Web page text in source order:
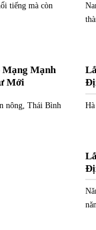
tiếng mà còn
Mạng Mạnh
Mới
nông, Thái Bình